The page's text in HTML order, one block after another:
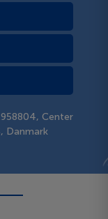
Center
Danmark